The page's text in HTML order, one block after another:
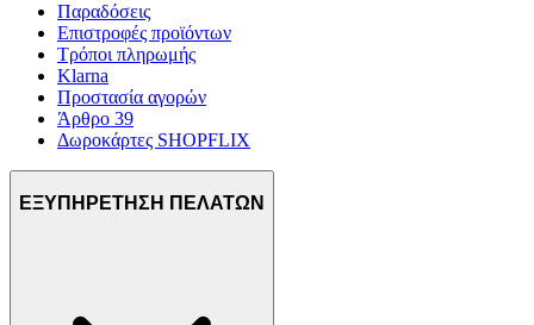
Παραδόσεις
Επιστροφές προϊόντων
Τρόποι πληρωμής
Klarna
Προστασία αγορών
Άρθρο 39
Δωροκάρτες SHOPFLIX
ΕΞΥΠΗΡΕΤΗΣΗ ΠΕΛΑΤΩΝ